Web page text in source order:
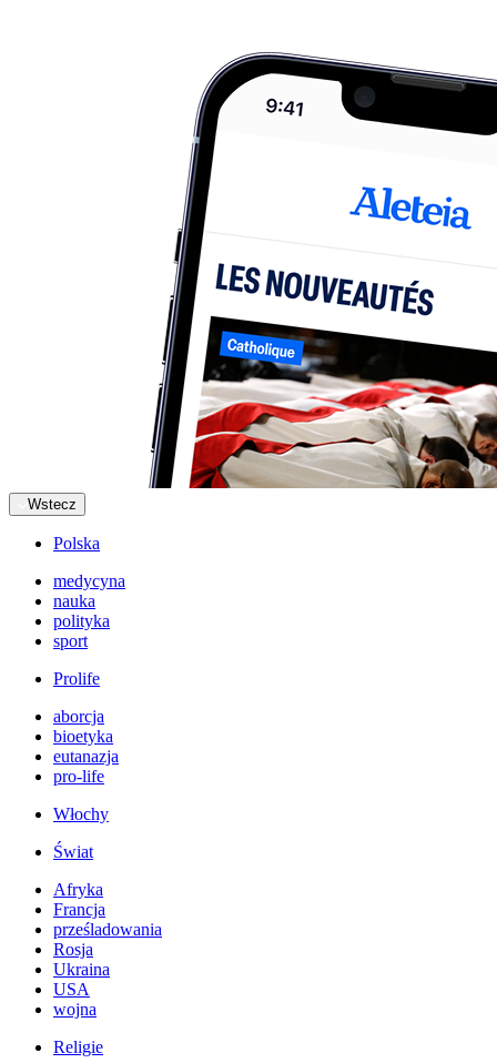
Wstecz
Polska
medycyna
nauka
polityka
sport
Prolife
aborcja
bioetyka
eutanazja
pro-life
Włochy
Świat
Afryka
Francja
prześladowania
Rosja
Ukraina
USA
wojna
Religie